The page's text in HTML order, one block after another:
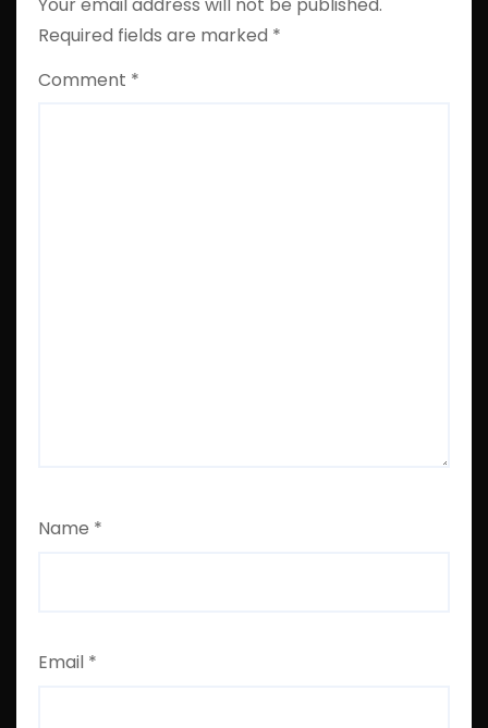
Your email address will not be published.
Required fields are marked *
Comment *
Name *
Email *